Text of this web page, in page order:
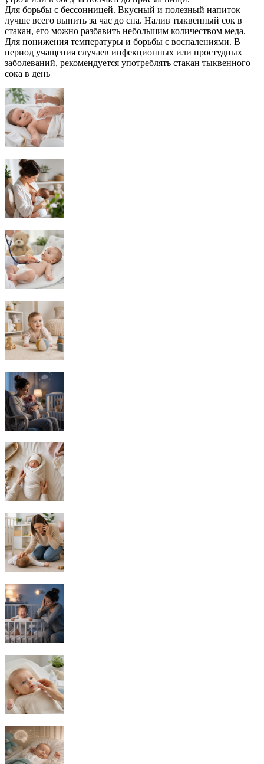
Для борьбы с бессонницей. Вкусный и полезный напиток
лучше всего выпить за час до сна. Налив тыквенный сок в
стакан, его можно разбавить небольшим количеством меда.
Для понижения температуры и борьбы с воспалениями. В
период учащения случаев инфекционных или простудных
заболеваний, рекомендуется употреблять стакан тыквенного
сока в день